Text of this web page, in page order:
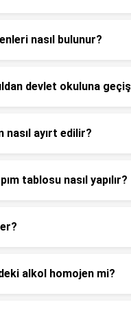
nasıl bulunur?
devlet okuluna geçiş
nasıl ayırt edilir?
tablosu nasıl yapılır?
alkol homojen mi?